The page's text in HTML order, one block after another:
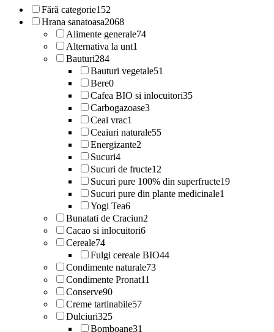
Fără categorie152
Hrana sanatoasa2068
Alimente generale74
Alternativa la unt1
Bauturi284
Bauturi vegetale51
Bere0
Cafea BIO si inlocuitori35
Carbogazoase3
Ceai vrac1
Ceaiuri naturale55
Energizante2
Sucuri4
Sucuri de fructe12
Sucuri pure 100% din superfructe19
Sucuri pure din plante medicinale1
Yogi Tea6
Bunatati de Craciun2
Cacao si inlocuitori6
Cereale74
Fulgi cereale BIO44
Condimente naturale73
Condimente Pronat11
Conserve90
Creme tartinabile57
Dulciuri325
Bomboane31